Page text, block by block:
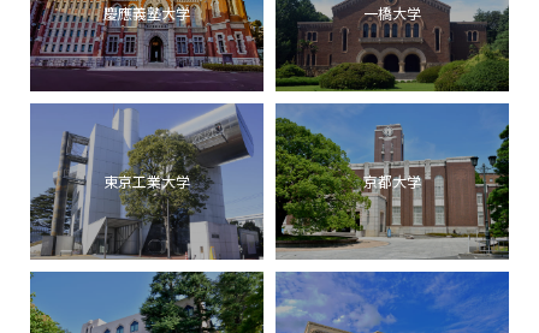
慶應義塾大学 一橋大学
東京工業大学 京都大学